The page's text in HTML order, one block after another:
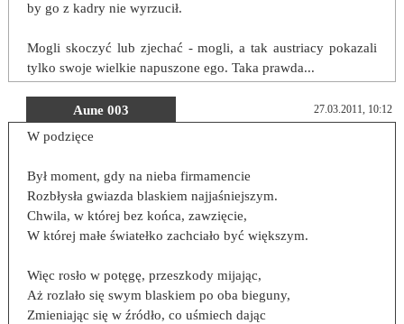
by go z kadry nie wyrzucił.
Mogli skoczyć lub zjechać - mogli, a tak austriacy pokazali
tylko swoje wielkie napuszone ego. Taka prawda...
Aune 003 27.03.2011, 10:12
W podzięce
Był moment, gdy na nieba firmamencie
Rozbłysła gwiazda blaskiem najjaśniejszym.
Chwila, w której bez końca, zawzięcie,
W której małe światełko zachciało być większym.
Więc rosło w potęgę, przeszkody mijając,
Aż rozlało się swym blaskiem po oba bieguny,
Zmieniając się w źródło, co uśmiech dając